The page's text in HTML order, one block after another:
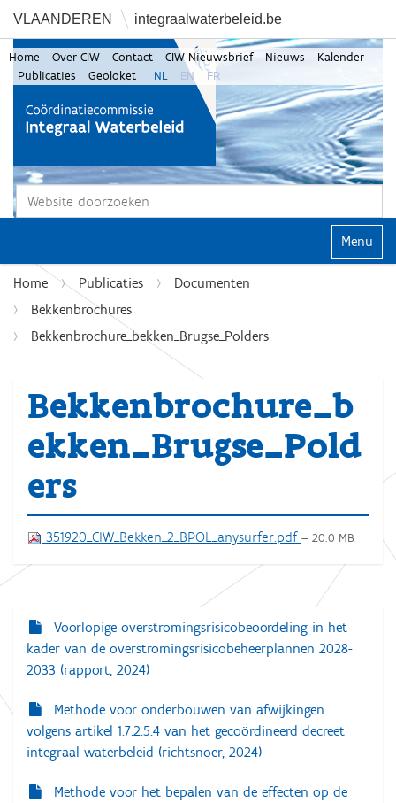
VLAANDEREN integraalwaterbeleid.be
Zoek
Home Over CIW Contact CIW-Nieuwsbrief Nieuws
Kalender
Publicaties
Geoloket NL EN FR
Klap
Home Publicaties
Documenten
Bekkenbrochures
Bekkenbrochure_bekken_Brugse_Polders
Bekkenbrochure_b
ekken_Brugse_Pold
ers
351920_CIW_Bekken_2_BPOL_anysurfer.pdf — 20.0 MB
N
a
g
t
Voorlopige overstromingsrisicobeoordeling in het
kader van de overstromingsrisicobeheerplannen 2028-
2033 (rapport, 2024)
Methode voor onderbouwen van afwijkingen
volgens artikel 1.7.2.5.4 van het gecoördineerd decreet
integraal waterbeleid (richtsnoer, 2024)
Methode voor het bepalen van de effecten op de